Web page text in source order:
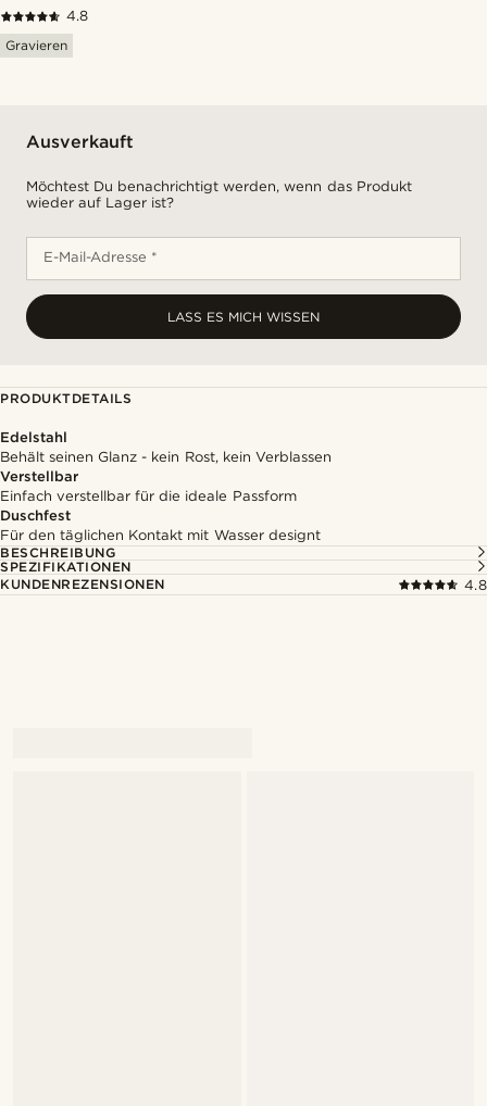
4.8
Gravieren
Ausverkauft
Möchtest Du benachrichtigt werden, wenn das Produkt
wieder auf Lager ist?
E-Mail-Adresse *
LASS ES MICH WISSEN
PRODUKTDETAILS
Edelstahl
Behält seinen Glanz - kein Rost, kein Verblassen
Verstellbar
Einfach verstellbar für die ideale Passform
Duschfest
Für den täglichen Kontakt mit Wasser designt
BESCHREIBUNG
SPEZIFIKATIONEN
KUNDENREZENSIONEN
4.8